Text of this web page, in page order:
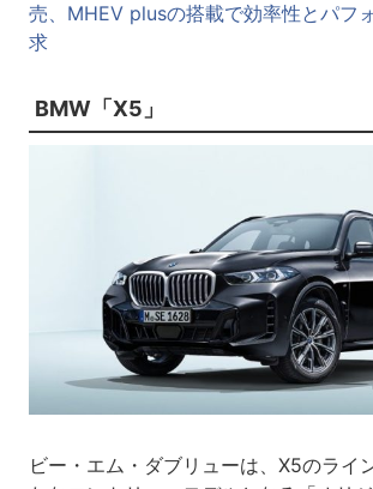
売、MHEV plusの搭載で効率性とパフ
求
BMW「X5」
ビー・エム・ダブリューは、X5のライ